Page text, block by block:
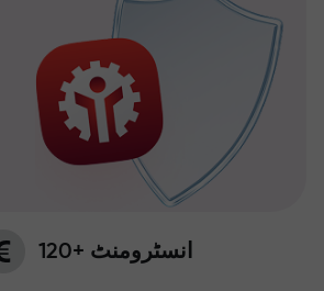
120+ انسٹرومنٹ